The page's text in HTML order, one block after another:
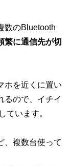
数のBluetooth
繁に通信先が切
ホを近くに置い
るので、イチイ
ています。
、複数台使って